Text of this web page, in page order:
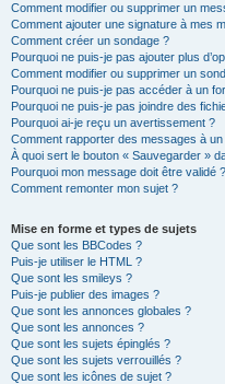
Comment modifier ou supprimer un
Comment ajouter une signature à mes
Comment créer un sondage ?
Pourquoi ne puis-je pas ajouter plus
Comment modifier ou supprimer un
Pourquoi ne puis-je pas accéder à un
Pourquoi ne puis-je pas joindre des
Pourquoi ai-je reçu un avertissement ?
Comment rapporter des messages à
À quoi sert le bouton « Sauvegarder »
Pourquoi mon message doit être validé ?
Comment remonter mon sujet ?
Mise en forme et types de sujets
Que sont les BBCodes ?
Puis-je utiliser le HTML ?
Que sont les smileys ?
Puis-je publier des images ?
Que sont les annonces globales ?
Que sont les annonces ?
Que sont les sujets épinglés ?
Que sont les sujets verrouillés ?
Que sont les icônes de sujet ?